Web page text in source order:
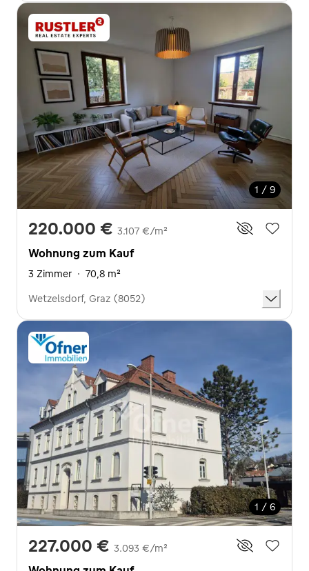
1 / 9
220.000 € 3.107 €/m²
Wohnung zum Kauf
3 Zimmer · 70,8 m²
Wetzelsdorf, Graz (8052)
1 / 6
227.000 € 3.093 €/m²